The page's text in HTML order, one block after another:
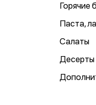
Горячие
Паста,
Салаты
Десерты